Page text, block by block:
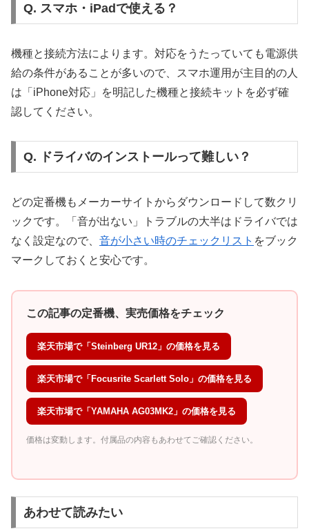
Q. スマホ・iPadで使える？
機種と接続方法によります。対応をうたっていても電源供
給の条件があることが多いので、スマホ運用が主目的の人
は「iPhone対応」を明記した機種と接続キットを必ず確
認してください。
Q. ドライバのインストールって難しい？
どの定番機もメーカーサイトからダウンロードして数クリ
ックです。「音が出ない」トラブルの大半はドライバでは
なく設定なので、 音が小さい時のチェックリスト をブック
マークしておくと安心です。
この記事の定番機、実売価格をチェック
楽天市場で「Steinberg UR12」の価格を見る
楽天市場で「Focusrite Scarlett Solo」の価格を見る
楽天市場で「YAMAHA AG03MK2」の価格を見る
価格は変動します。付属品の内容もあわせてご確認ください。
あわせて読みたい